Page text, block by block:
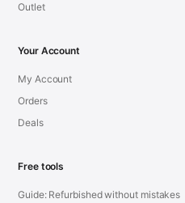
Outlet
Your Account
My Account
Orders
Deals
Free tools
Guide: Refurbished without mistakes